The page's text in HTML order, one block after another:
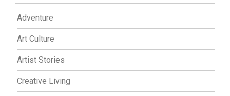
Adventure
Art Culture
Artist Stories
Creative Living